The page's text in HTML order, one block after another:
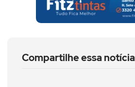
Compartilhe essa notícia